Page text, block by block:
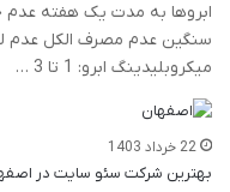
ابروها به مدت یک هفته عدم
سنگین عدم مصرف الکل عدم
میکروبلیدینگ ابرو: 1 تا 3 …
22 خرداد 1403
بهترین شرکت سئو سایت در